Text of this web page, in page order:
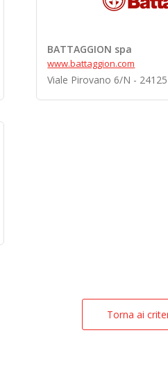
BATTAGGION spa
www.battaggion.com
Viale Pirovano 6/N -
Torna ai